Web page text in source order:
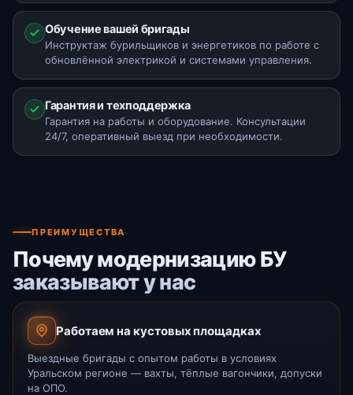
Обучение вашей бригады
Инструктаж бурильщиков и энергетиков по работе с
обновлённой электрикой и системами управления.
Гарантия и техподдержка
Гарантия на работы и оборудование. Консультации
24/7, оперативный выезд при необходимости.
ПРЕИМУЩЕСТВА
Почему модернизацию БУ
заказывают у нас
Работаем на кустовых площадках
Выездные бригады с опытом работы в условиях
Уральском регионе — вахты, тёплые вагончики, допуски
на ОПО.